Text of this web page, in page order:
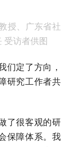
授、广东省社
受访者供图
们定了方向，
研究工作者共
了很客观的研
保障体系。我